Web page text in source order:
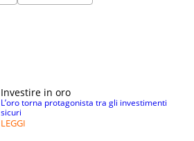
Investire in oro
L’oro torna protagonista tra gli investimenti
sicuri
LEGGI